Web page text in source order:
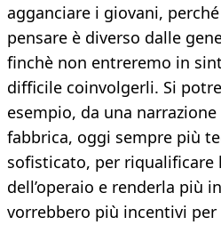
agganciare i giovani,
pensare è diverso dalle
finchè non entreremo in
difficile coinvolgerli. Si
esempio, da una
fabbrica, oggi sempre più
sofisticato, per riqualificare
dell’operaio e renderla più
vorrebbero più incentivi